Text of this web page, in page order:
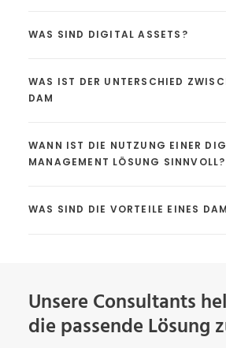
WAS SIND DIGITAL ASSETS?
WAS IST DER UNTERSCHIED
DAM
WANN IST DIE NUTZUNG EINER
MANAGEMENT LÖSUNG SINNVOLL?
WAS SIND DIE VORTEILE EINES
Unsere Consultants
die passende Lösung